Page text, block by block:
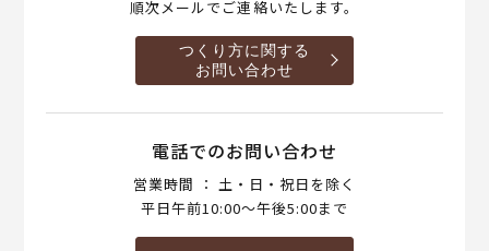
順次メールでご連絡いたします。
つくり方に関する
お問い合わせ
電話でのお問い合わせ
営業時間 ： 土・日・祝日を除く
平日午前10:00～午後5:00まで